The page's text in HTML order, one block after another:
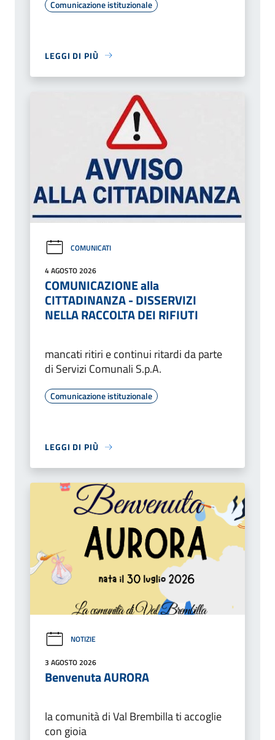
Comunicazione istituzionale
LEGGI DI PIÙ
COMUNICATI
4 AGOSTO 2026
COMUNICAZIONE alla
CITTADINANZA - DISSERVIZI
NELLA RACCOLTA DEI RIFIUTI
mancati ritiri e continui ritardi da parte
di Servizi Comunali S.p.A.
Comunicazione istituzionale
LEGGI DI PIÙ
NOTIZIE
3 AGOSTO 2026
Benvenuta AURORA
la comunità di Val Brembilla ti accoglie
con gioia